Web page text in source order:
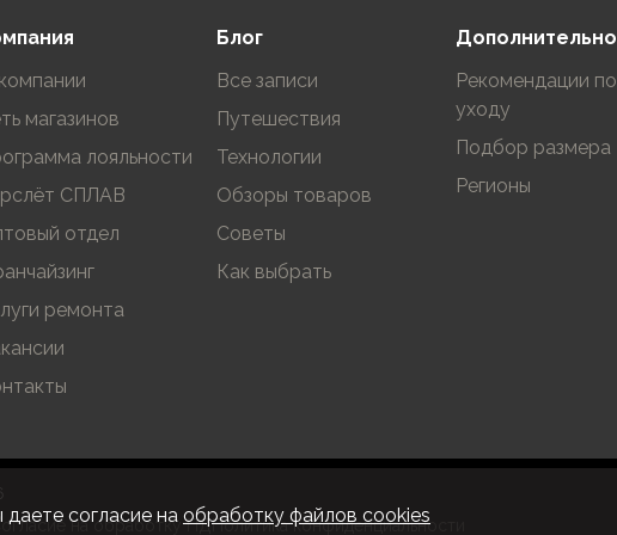
магазинов
лояльности
СПЛАВ
отдел
ремонта
Блог
Все записи
Путешествия
Технологии
Обзоры товаров
Советы
Как выбрать
Дополнительно
Рекомендации по
уходу
Подбор размера
Регионы
на обработку ПДПолитика конфиденциальности
согласие на обработку файлов cookies